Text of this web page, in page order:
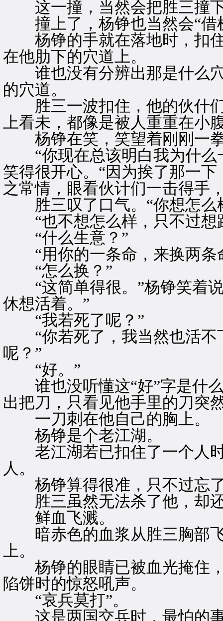
这一撞，当然会把胜三撞
撞上了，杨铮也当然会“借
杨铮的手就在落地时，扣住
在他肋下的穴道上。
谁也没有分辨出那是什么穴
的穴道。
胜三一波扣住，他的伙什们
上看未，都像是被人重重在小
杨铮在笑，笑望着刚刚一拳
“你现在总该明白我为什么
笑得很开心。“因为挨了那一
之常情，眼看伙计们一击得手
胜三叹了口气。“你想怎么
“也不想怎么样，只不过想
“什么生意？”
“用你的一条命，来换两条
“怎么换？”
“这简单得很。”杨铮笑着说
休想活着。”
“我若死了呢？”
“你若死了，我当然也活不
呢？”
“好。”
谁也没听懂这“好”字是什么
出把刀，只看见他手里的刀突
一刀刺在他自己的胸上。
杨铮是个老江湖。
老江湖若已扣住了一个人时
人。
杨铮算得很准，只不过忘
胜三虽然无法杀了他，却
鲜血飞溅。
暗赤色的血浆从胜三胸部飞
上。
杨铮的眼睛已被血光掩住，
陷饼时的惊怒吼声。
“哀兵莫打”。
这是两国交兵时，最怕的